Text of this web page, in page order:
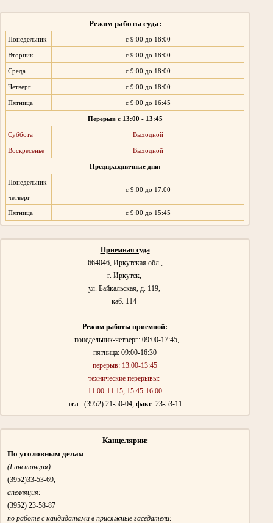
Режим работы суда:
Понедельник с 9:00 до 18:00
Вторник с 9:00 до 18:00
Среда с 9:00 до 18:00
Четверг с 9:00 до 18:00
Пятница с 9:00 до 16:45
Перерыв с 13:00 - 13:45
Суббота Выходной
Воскресенье Выходной
Предпраздничные дни:
Понедельник-
четверг
с 9:00 до 17:00
Пятница с 9:00 до 15:45
Приемная суда
664046, Иркутская обл.,
г. Иркутск,
ул. Байкальская, д. 119,
каб. 114
Режим работы приемной:
понедельник-четверг: 09:00-17:45,
пятница: 09:00-16:30
перерыв: 13.00-13:45
технические перерывы:
11:00-11:15, 15:45-16:00
тел .: (3952) 21-50-04, факс: 23-53-11
Канцелярии:
По уголовным делам
(I инстанция):
(3952)33-53-69,
апелляция:
(3952) 23-58-87
по работе с кандидатами в присяжные заседатели: